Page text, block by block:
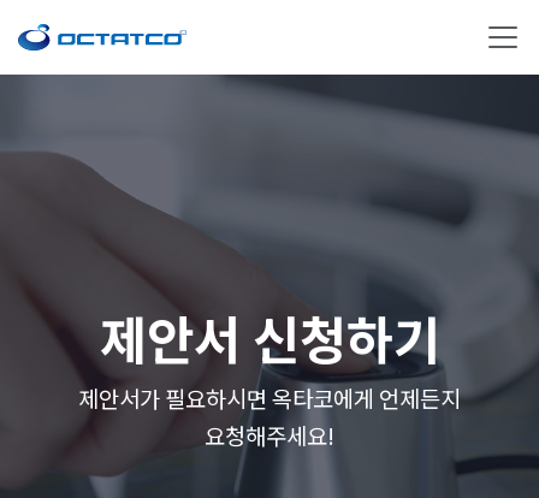
제안서 신청하기
제안서가 필요하시면 옥타코에게 언제든지
요청해주세요!